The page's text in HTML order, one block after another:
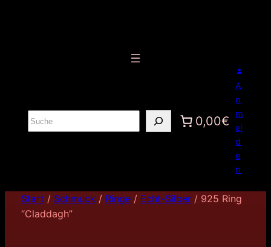
S
u
0,00€
A
n
m
el
d
e
n
Start / Schmuck/ Ringe/ Echt-Silber/ 925 Ring
“Claddagh”